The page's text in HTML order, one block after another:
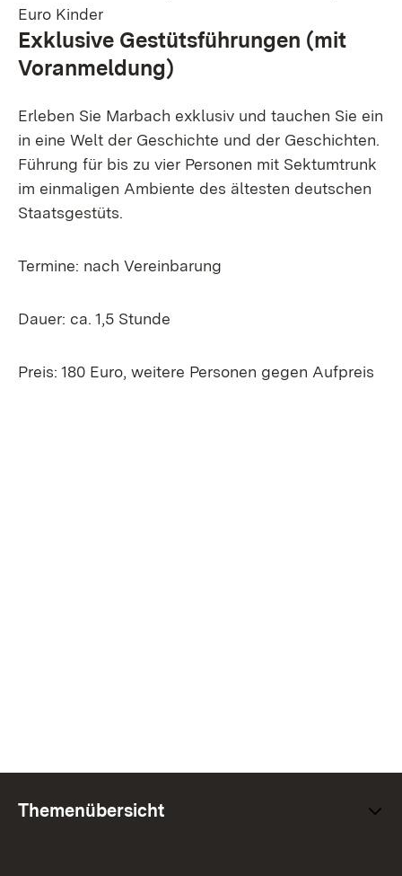
Euro Kinder
Exklusive Gestütsführungen (mit
Voranmeldung)
Erleben Sie Marbach exklusiv und tauchen Sie ein
in eine Welt der Geschichte und der Geschichten.
Führung für bis zu vier Personen mit Sektumtrunk
im einmaligen Ambiente des ältesten deutschen
Staatsgestüts.
Termine: nach Vereinbarung
Dauer: ca. 1,5 Stunde
Preis: 180 Euro, weitere Personen gegen Aufpreis
Themenübersicht